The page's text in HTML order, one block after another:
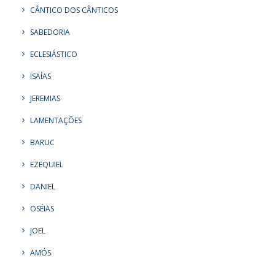
CÂNTICO DOS CÂNTICOS
SABEDORIA
ECLESIÁSTICO
ISAÍAS
JEREMIAS
LAMENTAÇÕES
BARUC
EZEQUIEL
DANIEL
OSÉIAS
JOEL
AMÓS